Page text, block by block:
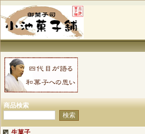
商品検索
生菓子